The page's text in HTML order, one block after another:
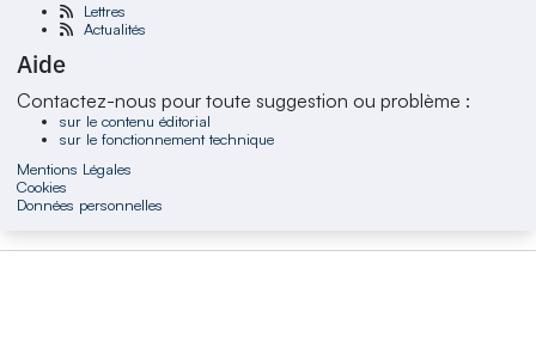
Lettres
Actualités
Aide
Contactez-nous pour toute suggestion ou problème :
sur le contenu éditorial
sur le fonctionnement technique
Mentions Légales
Cookies
Données personnelles